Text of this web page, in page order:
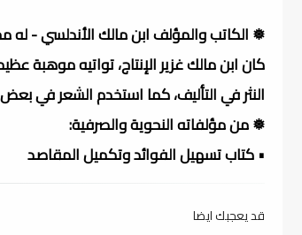
❅ الكاتب والمؤلف ابن مالك الأندلسي - له
كان ابن مالك غزير الإنتاج، تواتيه موهبة
النثر في التأليف، كما استخدم الشعر في
❅ من مؤلفاته النحوية والصرفية:
• كتاب تسهيل الفوائد وتكميل المقاصد
قد يعجبك ايضا